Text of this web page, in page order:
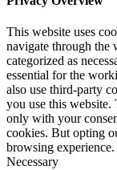
This website uses
navigate through the
categorized as
essential for the
also use third-party
you use this
only with your
cookies. But opting
browsing experience.
Necessary